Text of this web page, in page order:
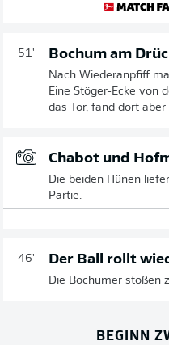
51' Bochum am
Nach Wiederanpfiff
Eine Stöger-Ecke von
das Tor, fand dort
Chabot und
Die beiden Hünen
Partie.
46' Der Ball rollt
Die Bochumer stoßen
BEGINN